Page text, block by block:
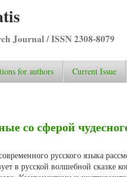
Journal / ISSN 2308-8079
for authors Current Issue
со сферой
русского языка
в русской волшебной сказке